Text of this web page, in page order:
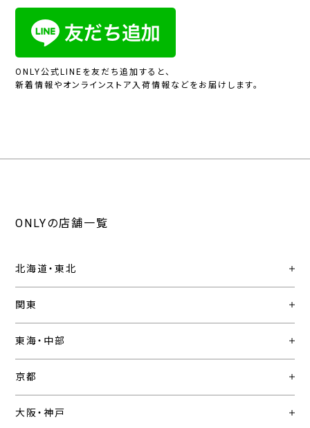
ONLY公式LINEを友だち追加すると、
新着情報やオンラインストア入荷情報などをお届けします。
ONLYの店舗一覧
北海道・東北
関東
東海・中部
京都
大阪・神戸